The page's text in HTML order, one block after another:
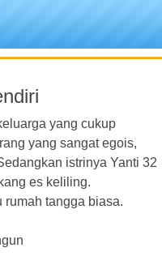
yang cukup
yang sangat egois,
istrinya Yanti 32
es keliling.
tangga biasa.